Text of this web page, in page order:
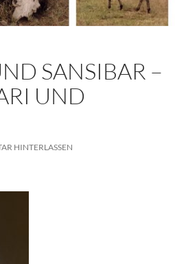
SANSIBAR –
UND
HINTERLASSEN